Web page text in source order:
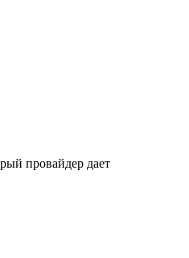
провайдер дает